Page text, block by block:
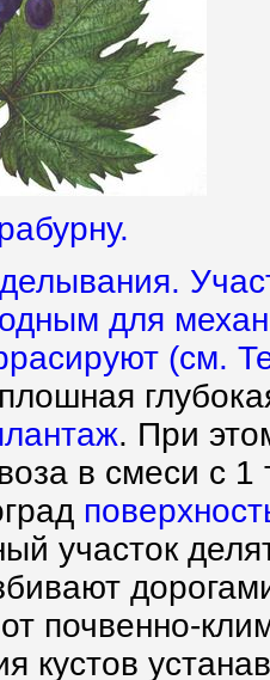
для
(см.
. При
в смеси с 1
участок
почвенно-
кустов